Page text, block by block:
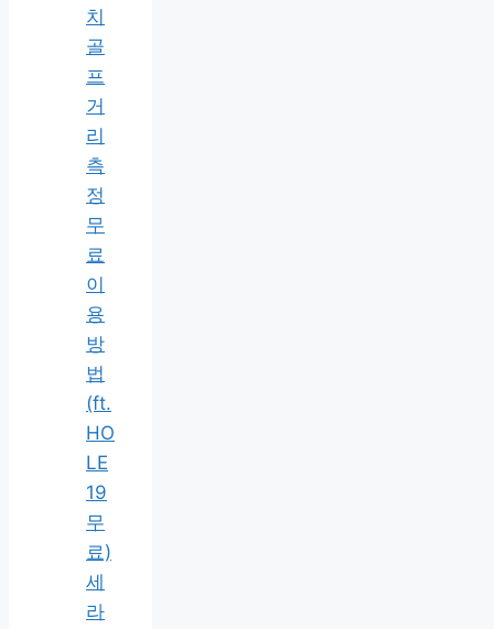
치
골
프
거
리
측
정
무
료
이
용
방
법
(ft.
HO
LE
19
무
료)
세
라